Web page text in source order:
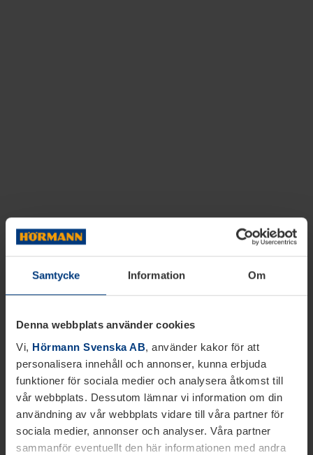
Samtycke Information Om
Denna webbplats använder cookies
Vi, Hörmann Svenska AB, använder kakor för att
personalisera innehåll och annonser, kunna erbjuda
funktioner för sociala medier och analysera åtkomst till
vår webbplats. Dessutom lämnar vi information om din
användning av vår webbplats vidare till våra partner för
sociala medier, annonser och analyser. Våra partner
sammanför eventuellt den här informationen med andra